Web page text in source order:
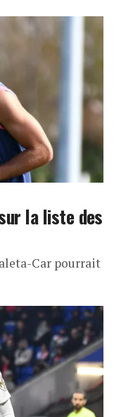
la liste des
Car pourrait